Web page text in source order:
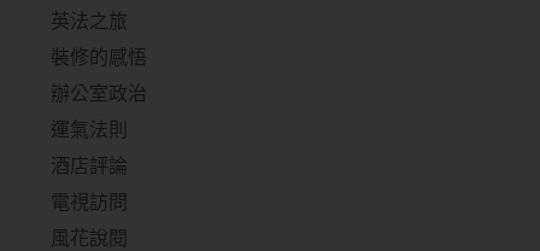
英法之旅
裝修的感悟
辦公室政治
運氣法則
酒店評論
電視訪問
風花說閱